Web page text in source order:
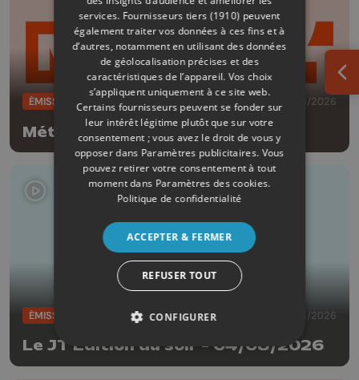
ÉMISSIONS 04/08/2026
Météo Soir - 04/08/2026
ÉMISSIONS 04/08/2026
Le JT Edition du soir - 04/08/2026
services. Fournisseurs tiers (1910) peuvent
également traiter vos données à ces fins et à
d’autres, notamment en utilisant des données
de géolocalisation précises et des
caractéristiques de l’appareil. Vos choix
s’appliquent uniquement à ce site web.
Certains fournisseurs peuvent se fonder sur
leur intérêt légitime plutôt que sur votre
consentement ; vous avez le droit de vous y
opposer dans Paramètres publicitaires. Vous
pouvez retirer votre consentement à tout
moment dans Paramètres des cookies.
Politique de confidentialité
ACCEPTER & FERMER
REFUSER TOUT
CONFIGURER